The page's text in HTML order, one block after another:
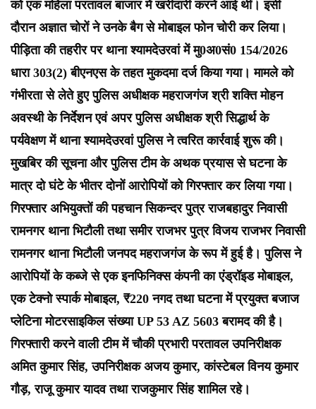
को एक महिला परतावल बाजार में खरीदारी करने आई थीं। इसी
दौरान अज्ञात चोरों ने उनके बैग से मोबाइल फोन चोरी कर लिया।
पीड़िता की तहरीर पर थाना श्यामदेउरवां में मु0अ0सं0 154/2026
धारा 303(2) बीएनएस के तहत मुकदमा दर्ज किया गया। मामले को
गंभीरता से लेते हुए पुलिस अधीक्षक महराजगंज श्री शक्ति मोहन
अवस्थी के निर्देशन एवं अपर पुलिस अधीक्षक श्री सिद्धार्थ के
पर्यवेक्षण में थाना श्यामदेउरवां पुलिस ने त्वरित कार्रवाई शुरू की।
मुखबिर की सूचना और पुलिस टीम के अथक प्रयास से घटना के
मात्र दो घंटे के भीतर दोनों आरोपियों को गिरफ्तार कर लिया गया।
गिरफ्तार अभियुक्तों की पहचान सिकन्दर पुत्र राजबहादुर निवासी
रामनगर थाना भिटौली तथा समीर राजभर पुत्र विजय राजभर निवासी
रामनगर थाना भिटौली जनपद महराजगंज के रूप में हुई है। पुलिस ने
आरोपियों के कब्जे से एक इनफिनिक्स कंपनी का एंड्रॉइड मोबाइल,
एक टेक्नो स्पार्क मोबाइल, ₹220 नगद तथा घटना में प्रयुक्त बजाज
प्लेटिना मोटरसाइकिल संख्या UP 53 AZ 5603 बरामद की है।
गिरफ्तारी करने वाली टीम में चौकी प्रभारी परतावल उपनिरीक्षक
अमित कुमार सिंह, उपनिरीक्षक अजय कुमार, कांस्टेबल विनय कुमार
गौड़, राजू कुमार यादव तथा राजकुमार सिंह शामिल रहे।